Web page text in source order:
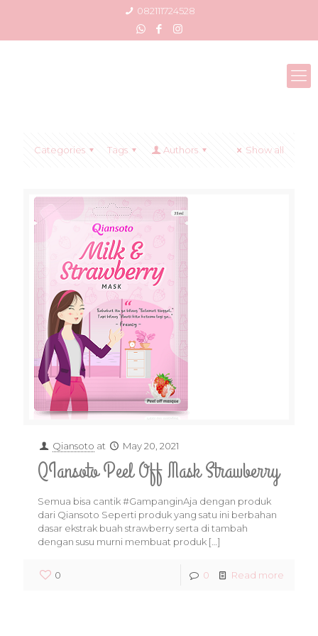
082111724528
Categories Tags Authors Show all
Qiansoto at May 20, 2021
QIansoto Peel Off Mask Strawberry
Semua bisa cantik #GampanginAja dengan produk
dari Qiansoto Seperti produk yang satu ini berbahan
dasar ekstrak buah strawberry serta di tambah
dengan susu murni membuat produk […]
0 0 Read more